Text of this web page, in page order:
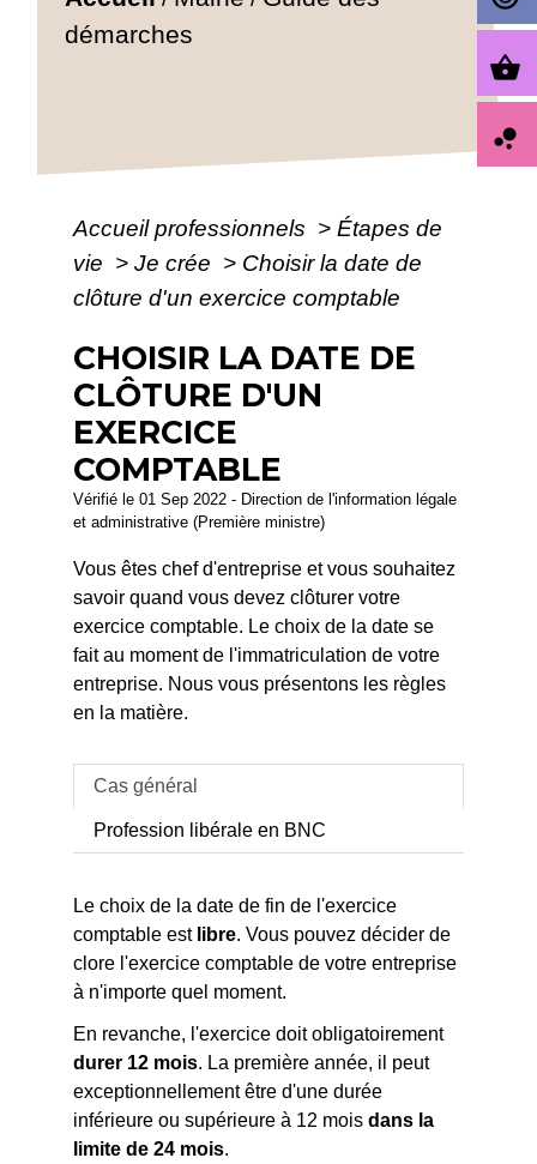
démarches
Accueil professionnels > Étapes de
vie > Je crée > Choisir la date de
clôture d'un exercice comptable
CHOISIR LA DATE DE
CLÔTURE D'UN
EXERCICE
COMPTABLE
Vérifié le 01 Sep 2022 - Direction de l'information légale
et administrative (Première ministre)
Vous êtes chef d'entreprise et vous souhaitez
savoir quand vous devez clôturer votre
exercice comptable. Le choix de la date se
fait au moment de l'immatriculation de votre
entreprise. Nous vous présentons les règles
en la matière.
Cas général
Profession libérale en BNC
Le choix de la date de fin de l'exercice
comptable est libre. Vous pouvez décider de
clore l'exercice comptable de votre entreprise
à n'importe quel moment.
En revanche, l'exercice doit obligatoirement
durer 12 mois. La première année, il peut
exceptionnellement être d'une durée
inférieure ou supérieure à 12 moisdans la
limite de 24 mois.
shopping_basket
bubble_chart